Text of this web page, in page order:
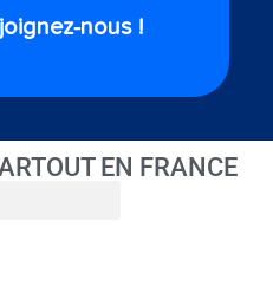
nous !
EN FRANCE